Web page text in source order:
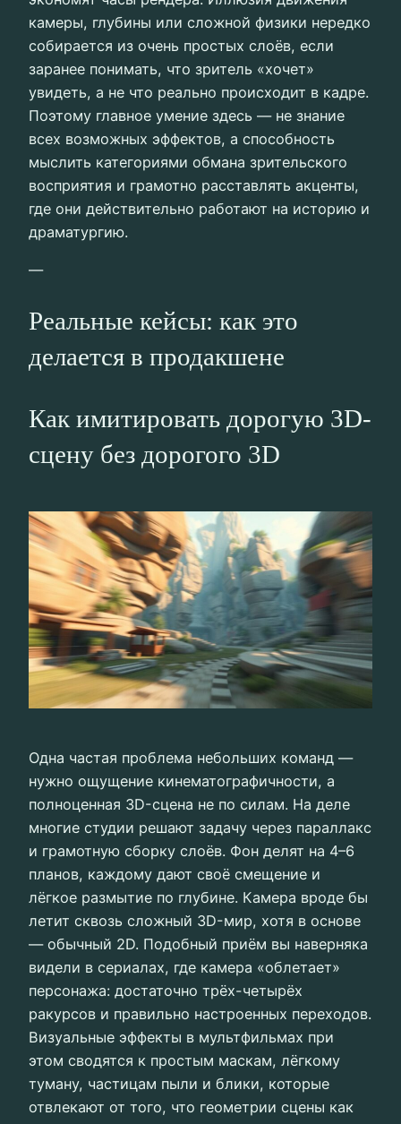
камеры, глубины или сложной физики нередко
собирается из очень простых слоёв, если
заранее понимать, что зритель «хочет»
увидеть, а не что реально происходит в кадре.
Поэтому главное умение здесь — не знание
всех возможных эффектов, а способность
мыслить категориями обмана зрительского
восприятия и грамотно расставлять акценты,
где они действительно работают на историю и
драматургию.
—
Реальные кейсы: как это
делается в продакшене
Как имитировать дорогую 3D-
сцену без дорогого 3D
Одна частая проблема небольших команд —
нужно ощущение кинематографичности, а
полноценная 3D-сцена не по силам. На деле
многие студии решают задачу через параллакс
и грамотную сборку слоёв. Фон делят на 4–6
планов, каждому дают своё смещение и
лёгкое размытие по глубине. Камера вроде бы
летит сквозь сложный 3D-мир, хотя в основе
— обычный 2D. Подобный приём вы наверняка
видели в сериалах, где камера «облетает»
персонажа: достаточно трёх-четырёх
ракурсов и правильно настроенных переходов.
Визуальные эффекты в мультфильмах при
этом сводятся к простым маскам, лёгкому
туману, частицам пыли и блики, которые
отвлекают от того, что геометрии сцены как